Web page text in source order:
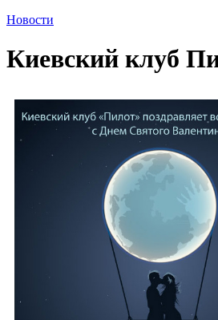
Новости
Киевский клуб